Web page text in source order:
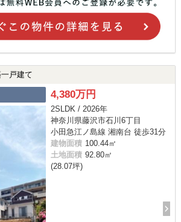
戸建て
4,380万円
2SLDK / 2026年
神奈川県藤沢市石川6丁目
小田急江ノ島線 湘南台 徒歩31分
建物面積 100.44㎡
土地面積 92.80㎡
(28.07坪)